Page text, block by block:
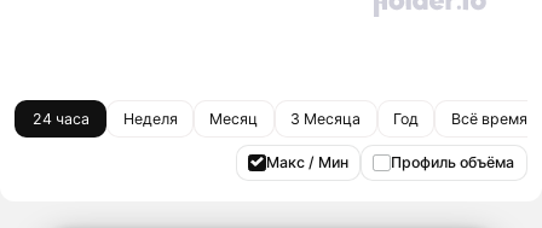
24 часа Неделя Месяц 3 Месяца Год Всё время
Макс / Мин Профиль объёма